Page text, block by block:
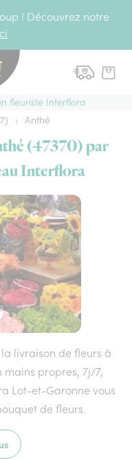
! Découvrez notre
fleuriste Interflora
› Anthé
(47370) par
Interflora
livraison de fleurs à
mains propres, 7j/7,
Lot-et-Garonne vous
de fleurs.